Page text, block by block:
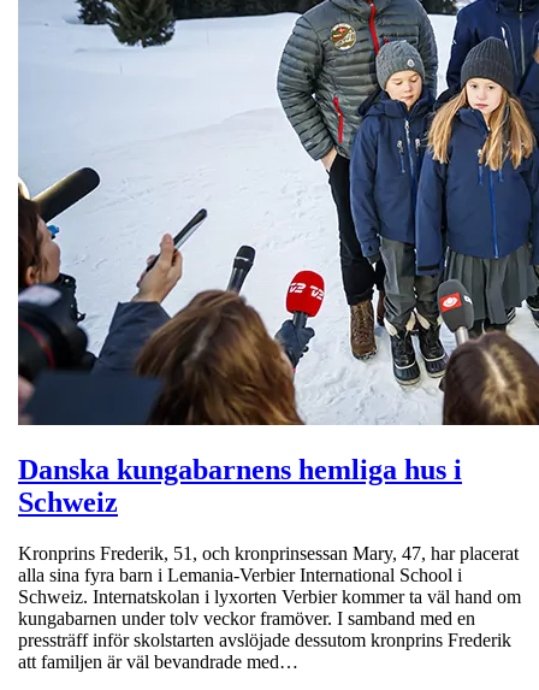
Danska kungabarnens hemliga hus i
Schweiz
Kronprins Frederik, 51, och kronprinsessan Mary, 47, har placerat
alla sina fyra barn i Lemania-Verbier International School i
Schweiz. Internatskolan i lyxorten Verbier kommer ta väl hand om
kungabarnen under tolv veckor framöver. I samband med en
pressträff inför skolstarten avslöjade dessutom kronprins Frederik
att familjen är väl bevandrade med…